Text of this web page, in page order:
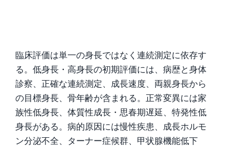
臨床評価は単一の身長ではなく連続測定に依存す
る。低身長・高身長の初期評価には、病歴と身体
診察、正確な連続測定、成長速度、両親身長から
の目標身長、骨年齢が含まれる。正常変異には家
族性低身長、体質性成長・思春期遅延、特発性低
身長がある。病的原因には慢性疾患、成長ホルモ
ン分泌不全、ターナー症候群、甲状腺機能低下